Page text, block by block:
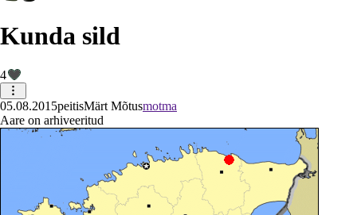
Kunda sild
4
05.08.2015peitisMärt Mõtusmotma
Aare on arhiveeritud